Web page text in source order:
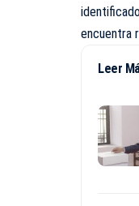
encuentra
Leer